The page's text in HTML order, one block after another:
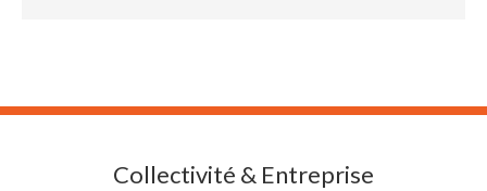
Collectivité & Entreprise